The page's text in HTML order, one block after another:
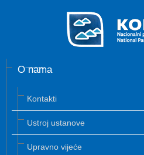
O nama
Kontakti
Ustroj ustanove
Upravno vijeće